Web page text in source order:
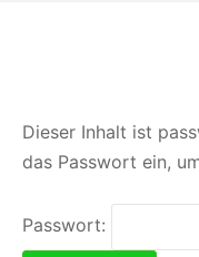
Dieser Inhalt ist
das Passwort ein,
Passwort: